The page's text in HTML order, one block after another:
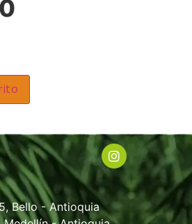
Bello - Antioquia